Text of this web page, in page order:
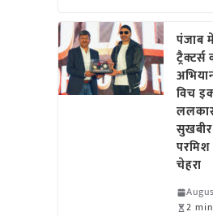
पंजाब
विच
परमिश
चेहरा
2